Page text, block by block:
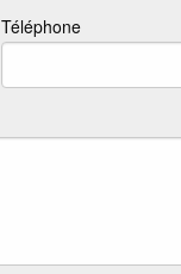
Téléphone